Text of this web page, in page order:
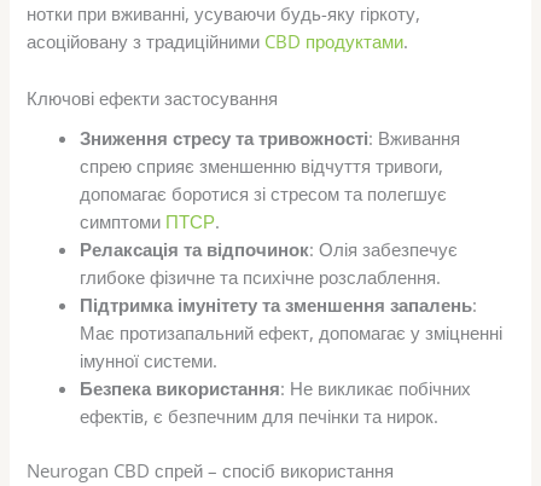
нотки при вживанні, усуваючи будь-яку гіркоту,
асоційовану з традиційними CBD продуктами.
Ключові ефекти застосування
Зниження стресу та тривожності: Вживання
спрею сприяє зменшенню відчуття тривоги,
допомагає боротися зі стресом та полегшує
симптоми ПТСР.
Релаксація та відпочинок: Олія забезпечує
глибоке фізичне та психічне розслаблення.
Підтримка імунітету та зменшення запалень:
Має протизапальний ефект, допомагає у зміцненні
імунної системи.
Безпека використання: Не викликає побічних
ефектів, є безпечним для печінки та нирок.
Neurogan CBD спрей – спосіб використання